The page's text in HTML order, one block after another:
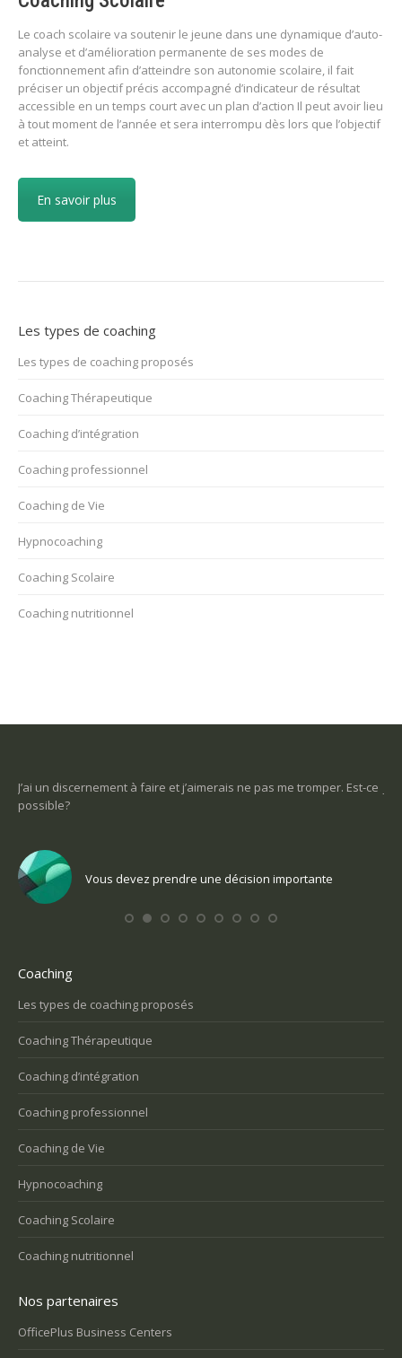
Le coach scolaire va soutenir le jeune dans une dynamique d’auto-
analyse et d’amélioration permanente de ses modes de
fonctionnement afin d’atteindre son autonomie scolaire, il fait
préciser un objectif précis accompagné d’indicateur de résultat
accessible en un temps court avec un plan d’action Il peut avoir lieu
à tout moment de l’année et sera interrompu dès lors que l’objectif
et atteint.
En savoir plus
Les types de coaching
Les types de coaching proposés
Coaching Thérapeutique
Coaching d’intégration
Coaching professionnel
Coaching de Vie
Hypnocoaching
Coaching Scolaire
Coaching nutritionnel
à faire et j’aimerais ne pas me tromper. Est-ce
prendre une décision importante
Je ne sais pas ce que je
Vous voulez
Coaching
Les types de coaching proposés
Coaching Thérapeutique
Coaching d’intégration
Coaching professionnel
Coaching de Vie
Hypnocoaching
Coaching Scolaire
Coaching nutritionnel
Nos partenaires
OfficePlus Business Centers